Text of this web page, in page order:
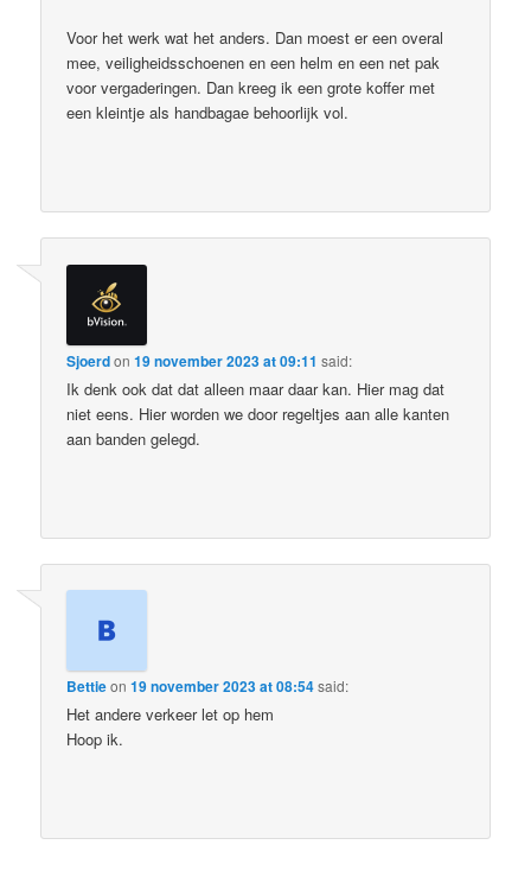
Voor het werk wat het anders. Dan moest er een overal
mee, veiligheidsschoenen en een helm en een net pak
voor vergaderingen. Dan kreeg ik een grote koffer met
een kleintje als handbagae behoorlijk vol.
Sjoerdon19 november 2023 at 09:11 said:
Ik denk ook dat dat alleen maar daar kan. Hier mag dat
niet eens. Hier worden we door regeltjes aan alle kanten
aan banden gelegd.
Bettieon19 november 2023 at 08:54said:
Het andere verkeer let op hem
Hoop ik.